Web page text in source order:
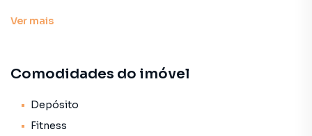
Este aconchegante apartamento totalmente mobiliado
de São Paulo. Com 33,2 m² de área privativa, o imóvel
praticidade e conforto com estilo.
Ver mais
Comodidades do imóvel
Depósito
Fitness